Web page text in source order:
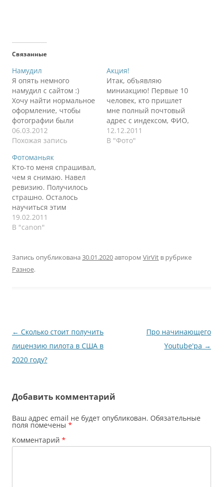
Связанные
Намудил
Я опять немного
намудил с сайтом :)
Хочу найти нормальное
оформление, чтобы
фотографии были
большие. Тем более,
что уже кучка
Так что, я в творческом
поиске, прошу меня
простить за временные
неудобства. Если что-то
посоветует
проверенного
человека, кто поможет
мне настроить сайт, то
06.03.2012
Похожая запись
Акция!
Итак, объявляю
миниакцию! Первые 10
человек, кто пришлет
мне полный почтовый
адрес с индексом, ФИО,
тот получит бесплатно
магнитик ручной
12.12.2011
В "Фото"
Фотоманьяк
Кто-то меня спрашивал,
чем я снимаю. Навел
ревизию. Получилось
страшно. Осталось
научиться этим
пользоваться :) Canon
5d Mark II Canon 40D
L/4 IS Canon Extender
1,4 II Canon Macro 65
19.02.2011
В "canon"
Запись опубликована 30.01.2020автором VirVit в рубрике
Разное.
Навигация
по
записям
← Сколько стоит получить
лицензию пилота в США в
2020 году?
Про начинающего
Youtube'ра →
Добавить комментарий
Ваш адрес email не будет опубликован. Обязательные
поля помечены *
Комментарий *